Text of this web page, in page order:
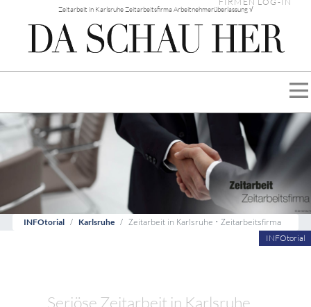
Zeitarbeit in Karlsruhe Zeitarbeitsfirma Arbeitnehmerüberlassung √
INFOtorial Karlsruhe
Zeitarbeit in Karlsruhe • Zeitarbeitsfirma
INFOtorial
Seriöse Zeitarbeit in Karlsruhe ,